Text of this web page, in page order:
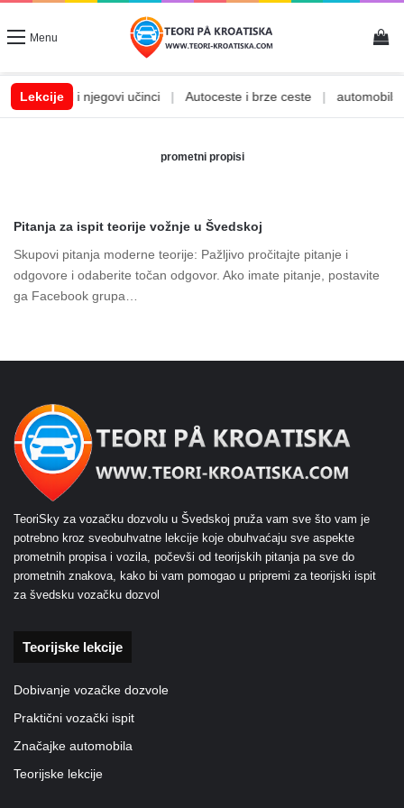
Menu
Lekcije
Alkohol i njegovi učinci Autoceste i brze ceste
prometni propisi
Pitanja za ispit teorije vožnje u Švedskoj
Skupovi pitanja moderne teorije: Pažljivo pročitajte pitanje i
odgovore i odaberite točan odgovor. Ako imate pitanje, postavite
ga Facebook grupa…
TeoriSky za vozačku dozvolu u Švedskoj pruža vam sve što vam je
potrebno kroz sveobuhvatne lekcije koje obuhvaćaju sve aspekte
prometnih propisa i vozila, počevši od teorijskih pitanja pa sve do
prometnih znakova, kako bi vam pomogao u pripremi za teorijski ispit
za švedsku vozačku dozvol
Teorijske lekcije
Dobivanje vozačke dozvole
Praktični vozački ispit
Značajke automobila
Teorijske lekcije